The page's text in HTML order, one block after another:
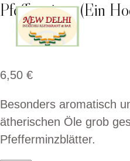
Pfefferminze (Ein
6,50 €
Besonders aromatisch
ätherischen Öle grob
Pfefferminzblätter.